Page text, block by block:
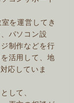
を運営してき
パソコン設
制作などを行
活用して、地
応していま
して、